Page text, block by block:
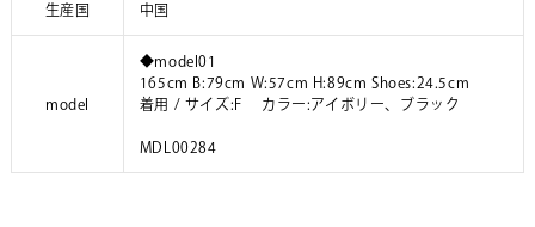
生産国 中国
model
◆model01
165cm B:79cm W:57cm H:89cm Shoes:24.5cm
着用 / サイズ:F カラー:アイボリー、ブラック
MDL00284